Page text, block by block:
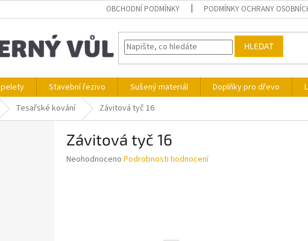
OBCHODNÍ PODMÍNKY PODMÍNKY OCHRANY
HLEDAT
Stavební řezivo Sušený materiál Doplňky pro dřevo
Tesařské kování Závitová tyč 16
Závitová tyč 16
Průměrné
Neohodnoceno Podrobnosti hodnocení